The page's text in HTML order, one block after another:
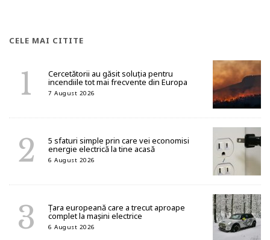
CELE MAI CITITE
Cercetătorii au găsit soluția pentru
incendiile tot mai frecvente din Europa
7 August 2026
5 sfaturi simple prin care vei economisi
energie electrică la tine acasă
6 August 2026
Țara europeană care a trecut aproape
complet la mașini electrice
6 August 2026